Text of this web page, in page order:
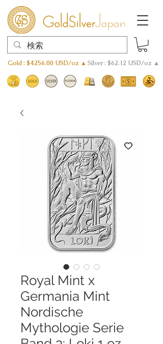
Gold : $4256.00 USD/oz ▲ Silver : $62.12 USD/oz ▲
Royal Mint x
Germania Mint
Nordische
Mythologie Serie